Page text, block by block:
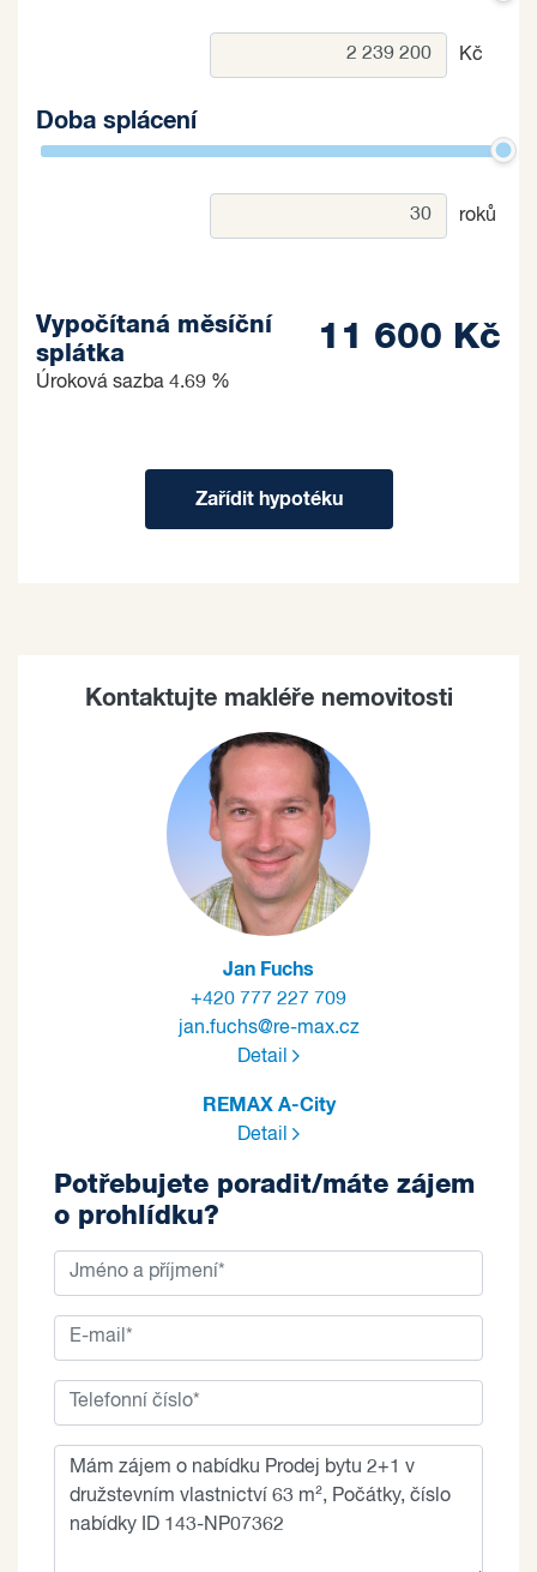
Kč
Doba splácení
roků
Vypočítaná měsíční
splátka
Úroková sazba 4.69 %
11 600 Kč
Zařídit hypotéku
Kontaktujte makléře nemovitosti
Jan Fuchs
+420 777 227 709
jan.fuchs@re-max.cz
Detail
REMAX A-City
Detail
Potřebujete poradit/máte zájem
o prohlídku?